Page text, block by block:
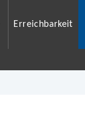
Erreichbarkeit